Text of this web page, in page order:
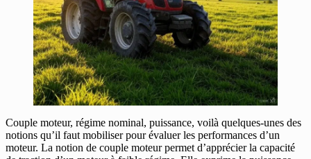
Couple moteur, régime nominal, puissance, voilà quelques-unes des
notions qu’il faut mobiliser pour évaluer les performances d’un
moteur. La notion de couple moteur permet d’apprécier la capacité